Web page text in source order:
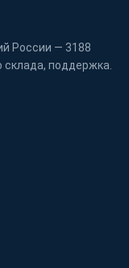
России — 3188
склада, поддержка.